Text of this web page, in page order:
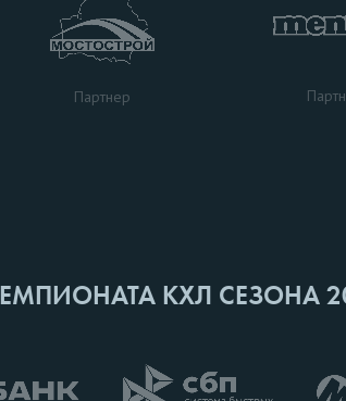
Партнер
КХЛ СЕЗОНА